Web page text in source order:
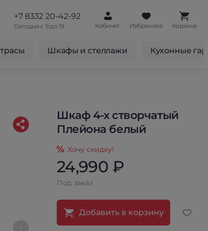
+7 8332 20-42-92
Сегодня с 9 до 19 Кабинет Избранное Корзина
Шкафы и стеллажи Кухонные
Шкаф 4-х створчатый
Плейона белый
Хочу скидку!
24,990 ₽
Под заказ
Добавить в корзину